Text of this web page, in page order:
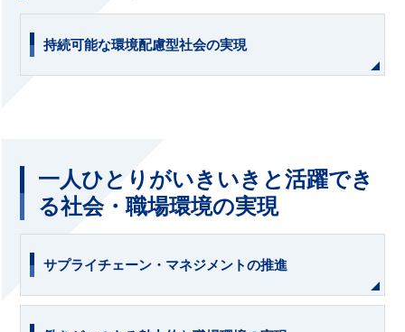
持続可能な環境配慮型社会の実現
一人ひとりがいきいきと活躍でき
る社会・職場環境の実現
サプライチェーン・マネジメントの推進